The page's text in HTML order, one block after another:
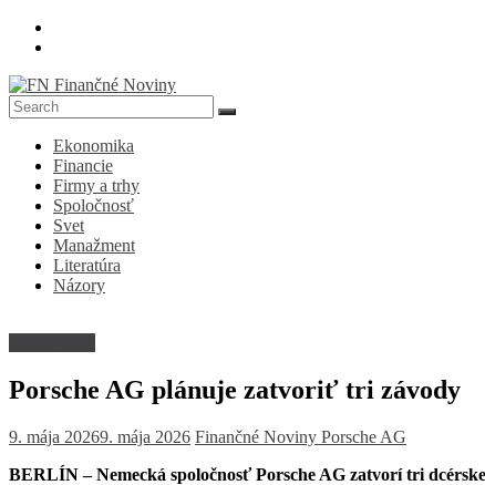
Skip
FN
Finančné
Noviny
Denník
ekonomike
spoločnosti
Ekonomika
Financie
Firmy a trhy
Spoločnosť
Svet
Manažment
Literatúra
Názory
Porsche AG plánuje zatvoriť tri závody
9. mája 20269. mája 2026 Finančné Noviny Porsche AG
BERLÍN – Nemecká spoločnosť Porsche AG zatvorí tri